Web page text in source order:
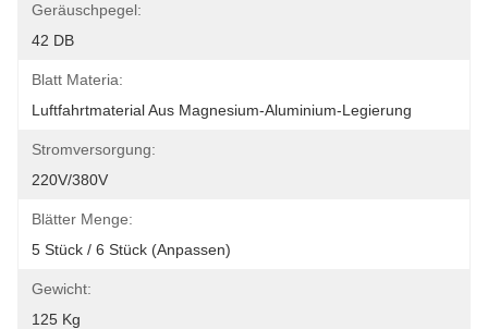
Geräuschpegel:
42 DB
Blatt Materia:
Luftfahrtmaterial Aus Magnesium-Aluminium-Legierung
Stromversorgung:
220V/380V
Blätter Menge:
5 Stück / 6 Stück (anpassen)
Gewicht:
125 Kg